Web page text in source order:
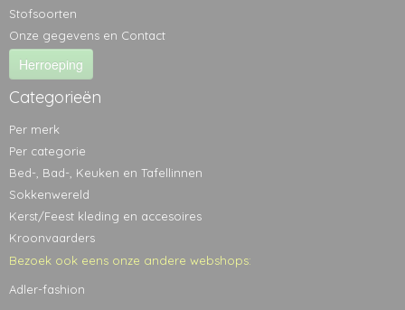
Stofsoorten
Onze gegevens en Contact
Herroeping
Categorieën
Per merk
Per categorie
Bed-, Bad-, Keuken en Tafellinnen
Sokkenwereld
Kerst/Feest kleding en accesoires
Kroonvaarders
Bezoek ook eens onze andere webshops:
Adler-fashion